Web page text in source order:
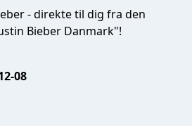
- direkte til dig fra den
Bieber Danmark"!
08